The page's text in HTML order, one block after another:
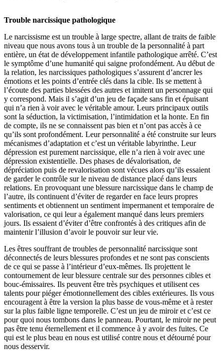
Trouble narcissique pathologique
Le narcissisme est un trouble à large spectre, allant de traits de faible
niveau que nous avons tous à un trouble de la personnalité à part
entière, un état de développement infantile pathologique arrêté. C’est
le symptôme d’une humanité qui saigne profondément. Au début de
la relation, les narcissiques pathologiques s’assurent d’ancrer les
émotions et les points d’entrée clés dans la cible. Ils se mettent à
l’écoute des parties blessées des autres et imitent un personnage qui
y correspond. Mais il s’agit d’un jeu de façade sans fin et épuisant
qui n’a rien à voir avec le véritable amour. Leurs principaux outils
sont la séduction, la victimisation, l’intimidation et la honte. En fin
de compte, ils ne se connaissent pas bien et n’ont pas accès à ce
qu’ils sont profondément. Leur personnalité a été construite sur leurs
mécanismes d’adaptation et c’est un véritable labyrinthe. Leur
dépression est purement narcissique, elle n’a rien à voir avec une
dépression existentielle. Des phases de dévalorisation, de
dépréciation puis de revalorisation sont vécues alors qu’ils essaient
de garder le contrôle sur le niveau de distance placé dans leurs
relations. En provoquant une blessure narcissique dans le champ de
l’autre, ils continuent d’éviter de regarder en face leurs propres
sentiments et obtiennent un sentiment impermanent et temporaire de
valorisation, ce qui leur a également manqué dans leurs premiers
jours. Ils essaient d’éviter d’être confrontés à des critiques afin de
maintenir l’illusion d’avoir le pouvoir sur leur vie.
Les êtres souffrant de troubles de personnalité narcissique sont
déconnectés de leurs blessures profondes et ne sont pas conscients
de ce qui se passe à l’intérieur d’eux-mêmes. Ils projettent le
contournement de leur blessure centrale sur des personnes cibles et
bouc-émissaires. Ils peuvent être très psychiques et utilisent ces
talents pour piéger émotionnellement des cibles extérieures. Ils vous
encouragent à être la version la plus basse de vous-même et à rester
sur la plus faible ligne temporelle. C’est un jeu de miroir et c’est ce
pour quoi nous tombons dans le panneau. Pourtant, le miroir ne peut
pas être tenu éternellement et il commence à y avoir des fuites. Ce
qui est le plus beau en nous est utilisé contre nous et détourné pour
nous desservir.